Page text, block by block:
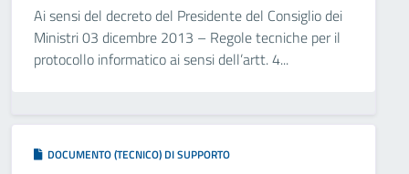
Ai sensi del decreto del Presidente del Consiglio dei
Ministri 03 dicembre 2013 – Regole tecniche per il
protocollo informatico ai sensi dell’artt. 4...
DOCUMENTO (TECNICO) DI SUPPORTO